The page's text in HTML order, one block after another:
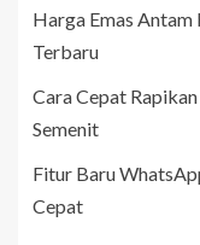
Harga Emas
Terbaru
Cara Cepat
Semenit
Fitur Baru
Cepat